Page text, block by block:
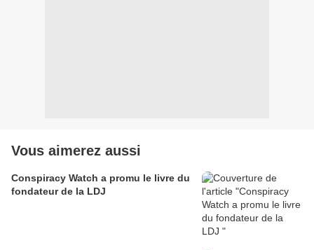
Vous aimerez aussi
Conspiracy Watch a promu le livre du
fondateur de la LDJ